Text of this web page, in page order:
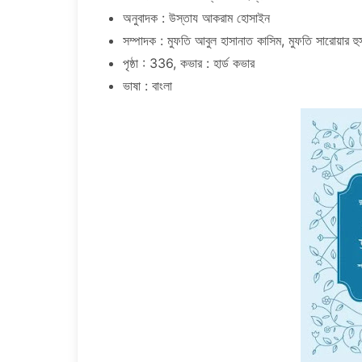
অনুবাদক : উস্তায আকরাম হোসাইন
সম্পাদক : মুফতি আবুল হাসানাত কাসিম, মুফতি সারোয়ার
পৃষ্ঠা : 336, কভার : হার্ড কভার
ভাষা : বাংলা